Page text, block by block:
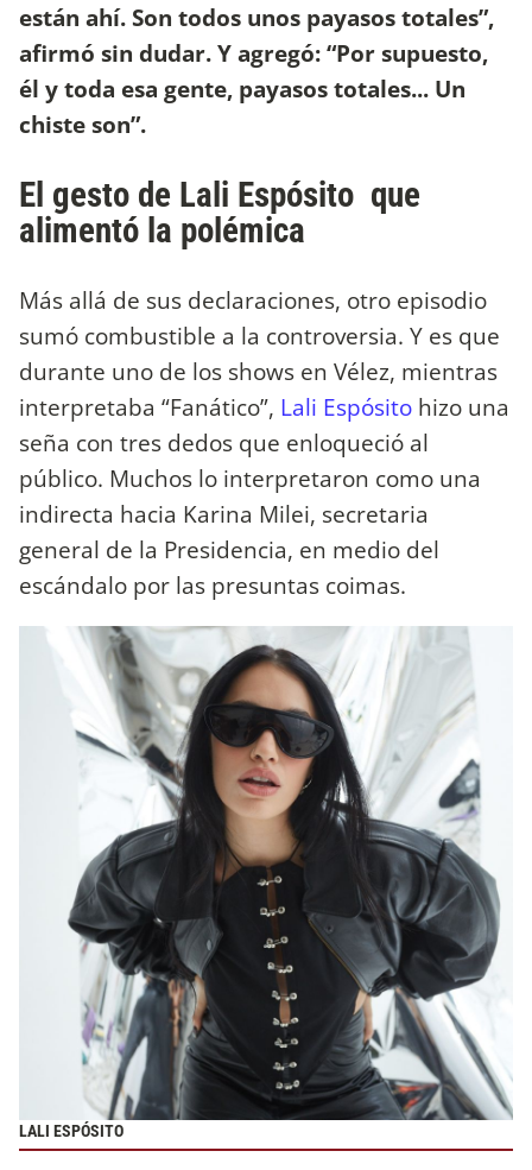
están ahí. Son todos unos payasos totales”,
afirmó sin dudar. Y agregó: “Por supuesto,
él y toda esa gente, payasos totales... Un
chiste son”.
El gesto de Lali Espósito que
alimentó la polémica
Más allá de sus declaraciones, otro episodio
sumó combustible a la controversia. Y es que
durante uno de los shows en Vélez, mientras
interpretaba “Fanático”, Lali Espósito hizo una
seña con tres dedos que enloqueció al
público. Muchos lo interpretaron como una
indirecta hacia Karina Milei, secretaria
general de la Presidencia, en medio del
escándalo por las presuntas coimas.
LALI ESPÓSITO